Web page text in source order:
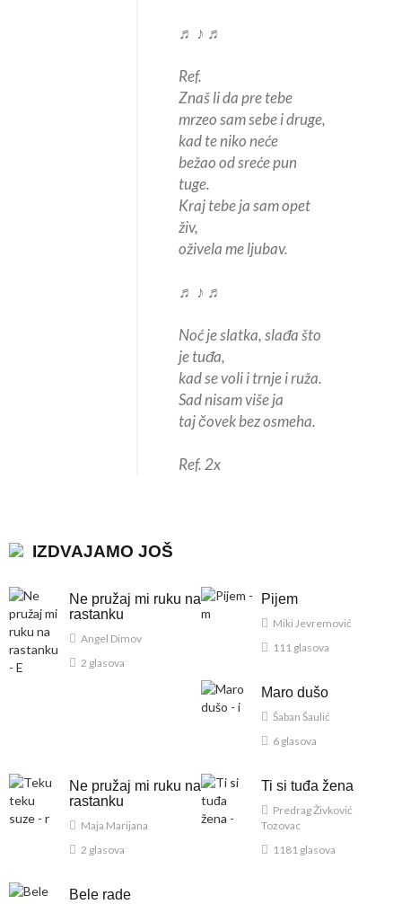
♬ ♪ ♬
Ref.
Znaš li da pre tebe
mrzeo sam sebe i druge,
kad te niko neće
bežao od sreće pun
tuge.
Kraj tebe ja sam opet
živ,
oživela me ljubav.
♬ ♪ ♬
Noć je slatka, slađa što
je tuđa,
kad se voli i trnje i ruža.
Sad nisam više ja
taj čovek bez osmeha.
Ref. 2x
IZDVAJAMO JOŠ
Ne pružaj mi ruku na
rastanku
Angel Dimov
2 glasova
Pijem
Miki Jevremović
111 glasova
Maro dušo
Šaban Šaulić
6 glasova
Ne pružaj mi ruku na
rastanku
Maja Marijana
2 glasova
Ti si tuđa žena
Predrag Živković
Tozovac
1181 glasova
Bele rade